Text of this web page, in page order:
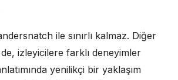
ile sınırlı kalmaz. Diğer
izleyicilere farklı deneyimler
yenilikçi bir yaklaşım